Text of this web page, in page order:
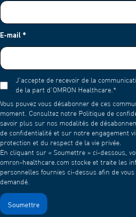
E-mail *
J'accepte de recevoir de la
de la part d'OMRON Healthcare. *
Vous pouvez vous désabonner de ces
moment. Consultez notre Politique de
savoir plus sur nos modalités de
de confidentialité et sur notre engagement
protection et du respect de la vie privée.
En cliquant sur « Soumettre » ci-dessous,
omron-healthcare.com stocke et traite les
personnelles fournies ci-dessus afin de
demandé.